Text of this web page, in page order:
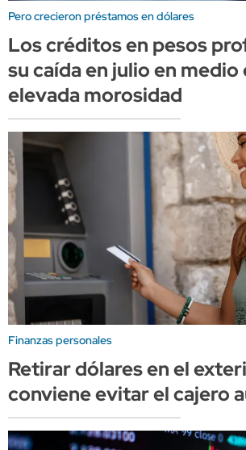
Pero crecieron préstamos en dólares
Los créditos en pesos
su caída en julio en medio
elevada morosidad
Finanzas personales
Retirar dólares en el
conviene evitar el cajero